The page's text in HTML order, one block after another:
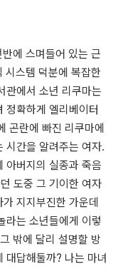
에 스며들어 있는 근
시스템 덕분에 복잡한
관에서 소년 리쿠마는
정확하게 엘리베이터
곤란에 빠진 리쿠마에
시간을 알려주는 여자.
아버지의 실종과 죽음
도중 그 기이한 여자
지지부진한 가운데
라는 소년들에게 이렇
밖에 달리 설명할 방
대답해둘까? 나는 마녀